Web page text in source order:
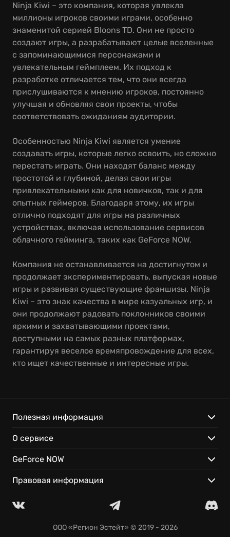
Ninja Kiwi – это компания, которая увлекла
миллионы игроков своими играми, особенно
знаменитой серией Bloons TD. Они не просто
создают игры, а разрабатывают целые вселенные
с запоминающимися персонажами и
увлекательным геймплеем. Их подход к
разработке отличается тем, что они всегда
прислушиваются к мнению игроков, постоянно
улучшая и обновляя свои проекты, чтобы
соответствовать ожиданиям аудитории.
Особенностью Ninja Kiwi является умение
создавать игры, которые легко освоить, но сложно
перестать играть. Они находят баланс между
простотой и глубиной, делая свои игры
привлекательными как для новичков, так и для
опытных геймеров. Благодаря этому, их игры
отлично подходят для игры на различных
устройствах, включая использование сервисов
облачного гейминга, таких как GeForce NOW.
Компания не останавливается на достигнутом и
продолжает экспериментировать, выпуская новые
игры и развивая существующие франшизы. Ninja
Kiwi – это знак качества в мире казуальных игр, и
они продолжают радовать поклонников своими
яркими и захватывающими проектами,
доступными на самых разных платформах,
гарантируя веселое времяпровождение для всех,
кто ищет качественные и интересные игры.
Полезная информация
О сервисе
GeForce NOW
Правовая информация
ООО «Регион Эстейт» © 2019 - 2026